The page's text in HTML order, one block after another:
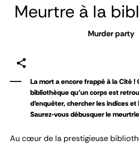
Meurtre à la
Murder party
La mort a encore frappé à la Cité !
bibliothèque qu’un corps est
d’enquêter, chercher les indices
Saurez-vous débusquer le
Au cœur de la prestigieuse